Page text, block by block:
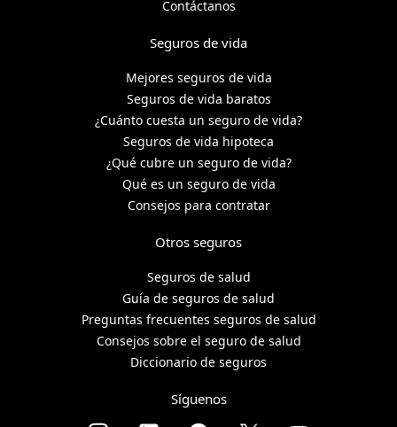
Contáctanos
Seguros de vida
Mejores seguros de vida
Seguros de vida baratos
¿Cuánto cuesta un seguro de vida?
Seguros de vida hipoteca
¿Qué cubre un seguro de vida?
Qué es un seguro de vida
Consejos para contratar
Otros seguros
Seguros de salud
Guía de seguros de salud
Preguntas frecuentes seguros de salud
Consejos sobre el seguro de salud
Diccionario de seguros
Síguenos